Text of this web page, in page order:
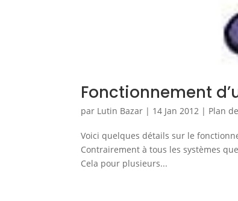
Fonctionnement
par Lutin Bazar | 14 Jan 2012 | Plan
Voici quelques détails sur le
Contrairement à tous les systèmes
Cela pour plusieurs...